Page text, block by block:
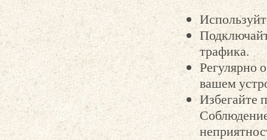
трафика.
Регулярно
вашем
Избегайте